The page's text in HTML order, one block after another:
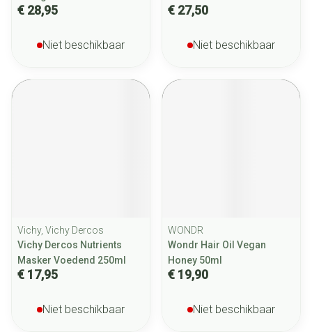
€ 28,95
Niet beschikbaar
€ 27,50
Niet beschikbaar
Vichy, Vichy Dercos
Vichy Dercos Nutrients
Masker Voedend 250ml
€ 17,95
Niet beschikbaar
WONDR
Wondr Hair Oil Vegan
Honey 50ml
€ 19,90
Niet beschikbaar